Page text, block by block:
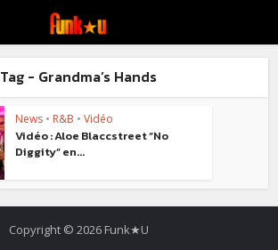
Tag - Grandma’s Hands
News • R&B • Vidéo
Vidéo : Aloe Blaccstreet “No
Diggity” en...
Copyright © 2026 Funk★U